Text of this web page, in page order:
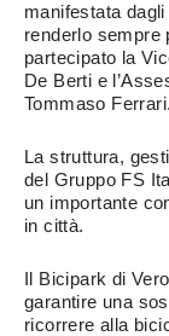
manifestata
renderlo sempre
partecipato la
De Berti e
Tommaso Ferrari.
La struttura,
del Gruppo FS
un importante
in città.
Il Bicipark di
garantire una
ricorrere alla